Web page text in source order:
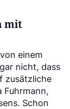
mit
einem
nicht, dass
zusätzliche
Fuhrmann,
Schon